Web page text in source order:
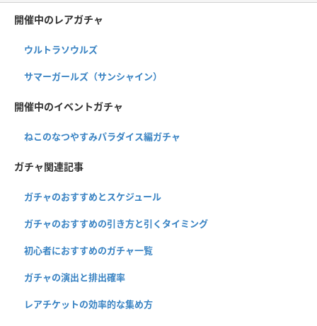
開催中のレアガチャ
ウルトラソウルズ
サマーガールズ（サンシャイン）
開催中のイベントガチャ
ねこのなつやすみパラダイス編ガチャ
ガチャ関連記事
ガチャのおすすめとスケジュール
ガチャのおすすめの引き方と引くタイミング
初心者におすすめのガチャ一覧
ガチャの演出と排出確率
レアチケットの効率的な集め方